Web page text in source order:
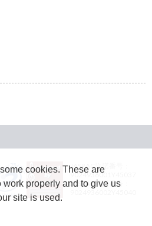
JASRAC許諾番号：
9024936001Y45037
JASRAC許諾番号：
cookies. These are
work properly and to give us
site is used.